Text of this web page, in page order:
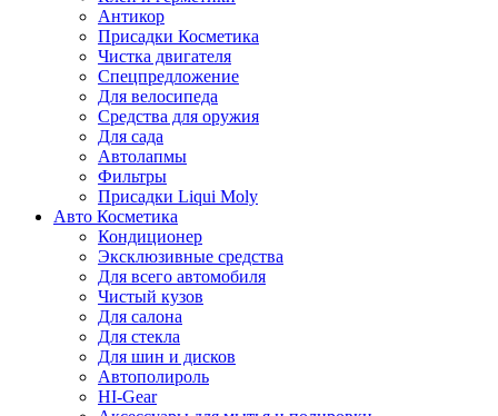
Антикор
Присадки Косметика
Чистка двигателя
Спецпредложение
Для велосипеда
Средства для оружия
Для сада
Автолапмы
Фильтры
Присадки Liqui Moly
Авто Косметика
Кондиционер
Эксклюзивные средства
Для всего автомобиля
Чистый кузов
Для салона
Для стекла
Для шин и дисков
Автополироль
HI-Gear